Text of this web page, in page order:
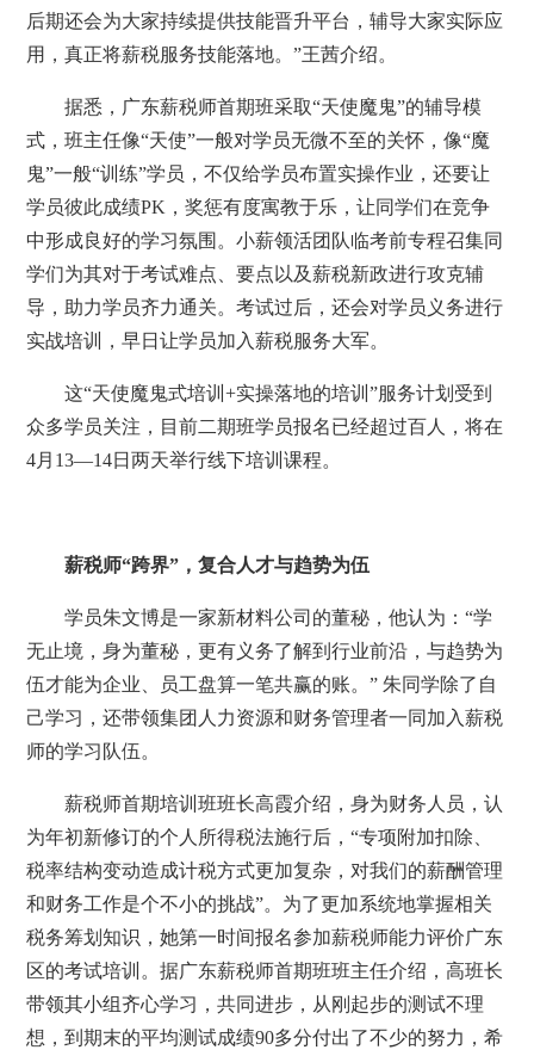
后期还会为大家持续提供技能晋升平台，辅导大家实际应
用，真正将薪税服务技能落地。”王茜介绍。
据悉，广东薪税师首期班采取“天使魔鬼”的辅导模
式，班主任像“天使”一般对学员无微不至的关怀，像“魔
鬼”一般“训练”学员，不仅给学员布置实操作业，还要让
学员彼此成绩PK，奖惩有度寓教于乐，让同学们在竞争
中形成良好的学习氛围。小薪领活团队临考前专程召集同
学们为其对于考试难点、要点以及薪税新政进行攻克辅
导，助力学员齐力通关。考试过后，还会对学员义务进行
实战培训，早日让学员加入薪税服务大军。
这“天使魔鬼式培训+实操落地的培训”服务计划受到
众多学员关注，目前二期班学员报名已经超过百人，将在
4月13—14日两天举行线下培训课程。
薪税师“跨界”，复合人才与趋势为伍
学员朱文博是一家新材料公司的董秘，他认为：“学
无止境，身为董秘，更有义务了解到行业前沿，与趋势为
伍才能为企业、员工盘算一笔共赢的账。” 朱同学除了自
己学习，还带领集团人力资源和财务管理者一同加入薪税
师的学习队伍。
薪税师首期培训班班长高霞介绍，身为财务人员，认
为年初新修订的个人所得税法施行后，“专项附加扣除、
税率结构变动造成计税方式更加复杂，对我们的薪酬管理
和财务工作是个不小的挑战”。为了更加系统地掌握相关
税务筹划知识，她第一时间报名参加薪税师能力评价广东
区的考试培训。据广东薪税师首期班班主任介绍，高班长
带领其小组齐心学习，共同进步，从刚起步的测试不理
想，到期末的平均测试成绩90多分付出了不少的努力，希